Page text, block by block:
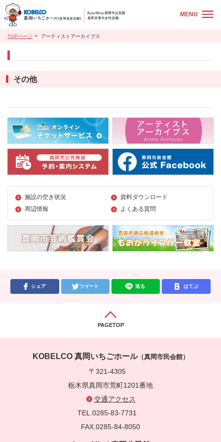
MENU
TOPページ アーティストアーカイブス
その他
施設の空き状況
資料ダウンロード
周辺情報
よくある質問
シェア ツイート 送る はてぶ
PAGETOP
KOBELCO 真岡いちごホール（真岡市民会館）
〒321-4305
栃木県真岡市荒町1201番地
交通アクセス
TEL.0285-83-7731
FAX.0285-84-8050